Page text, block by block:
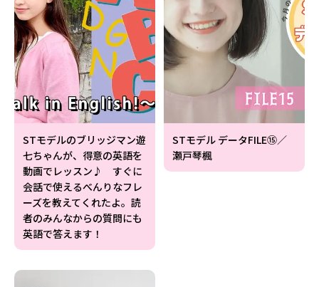
新規会員登録・ログイン
STモデルのブリッジマン遊
七ちゃんが、得意の英語を
動画でレッスン♪ すぐに
会話で使えるべんりなフレ
ーズを教えてくれたよ。読
者のみんなからの質問にも
英語で答えます！
STモデル データFILE⑮／
瀬戸琴楓